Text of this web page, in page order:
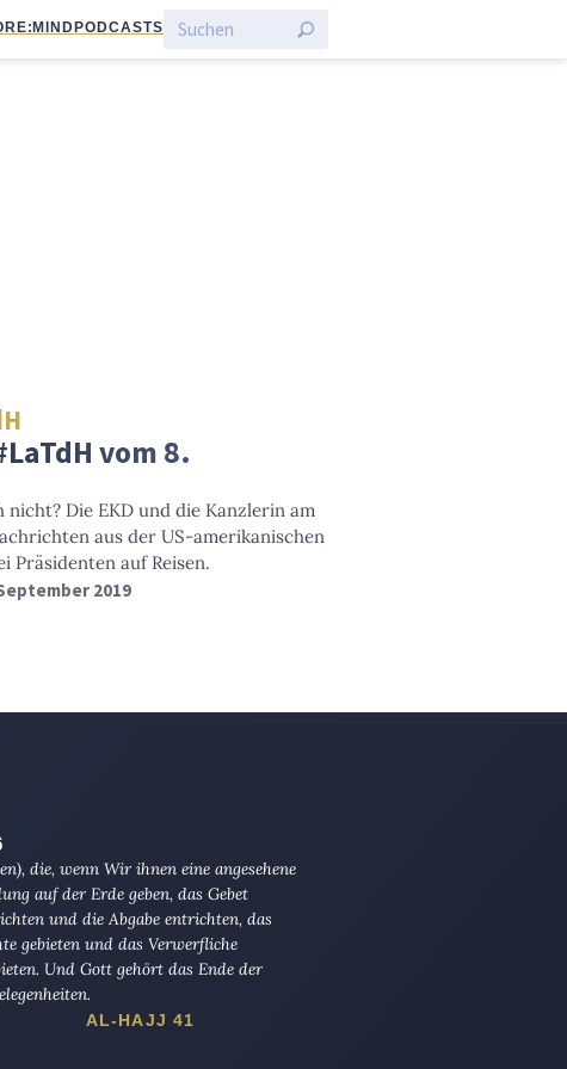
RE:MIND PODCASTS
vom 8.
Die EKD und die Kanzlerin am
aus der US-amerikanischen
Präsidenten auf Reisen.
2019
die, wenn Wir ihnen eine angesehene
auf der Erde geben, das Gebet
und die Abgabe entrichten, das
gebieten und das Verwerfliche
Und Gott gehört das Ende der
AL-HAJJ 41